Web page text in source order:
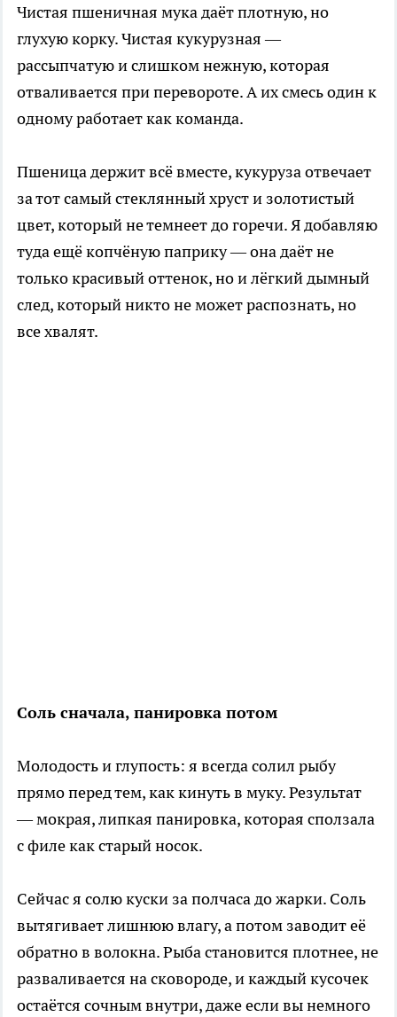
Чистая пшеничная мука даёт плотную, но
глухую корку. Чистая кукурузная —
рассыпчатую и слишком нежную, которая
отваливается при перевороте. А их смесь один к
одному работает как команда.
Пшеница держит всё вместе, кукуруза отвечает
за тот самый стеклянный хруст и золотистый
цвет, который не темнеет до горечи. Я добавляю
туда ещё копчёную паприку — она даёт не
только красивый оттенок, но и лёгкий дымный
след, который никто не может распознать, но
все хвалят.
Соль сначала, панировка потом
Молодость и глупость: я всегда солил рыбу
прямо перед тем, как кинуть в муку. Результат
— мокрая, липкая панировка, которая сползала
с филе как старый носок.
Сейчас я солю куски за полчаса до жарки. Соль
вытягивает лишнюю влагу, а потом заводит её
обратно в волокна. Рыба становится плотнее, не
разваливается на сковороде, и каждый кусочек
остаётся сочным внутри, даже если вы немного